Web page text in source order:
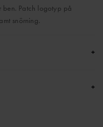
ben. Patch logotyp på
snörning.
+
+